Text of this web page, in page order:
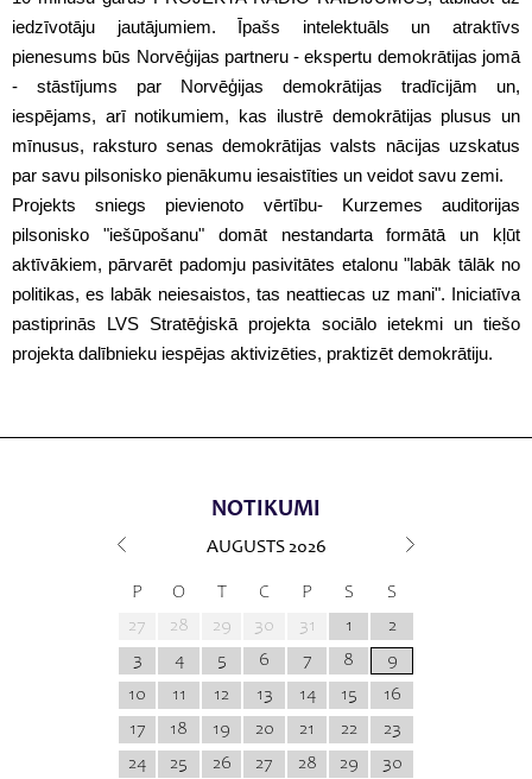
iedzīvotāju jautājumiem. Īpašs intelektuāls un atraktīvs
pienesums būs Norvēģijas partneru - ekspertu demokrātijas jomā
- stāstījums par Norvēģijas demokrātijas tradīcijām un,
iespējams, arī notikumiem, kas ilustrē demokrātijas plusus un
mīnusus, raksturo senas demokrātijas valsts nācijas uzskatus
par savu pilsonisko pienākumu iesaistīties un veidot savu zemi.
Projekts sniegs pievienoto vērtību- Kurzemes auditorijas
pilsonisko "iešūpošanu" domāt nestandarta formātā un kļūt
aktīvākiem, pārvarēt padomju pasivitātes etalonu "labāk tālāk no
politikas, es labāk neiesaistos, tas neattiecas uz mani". Iniciatīva
pastiprinās LVS Stratēģiskā projekta sociālo ietekmi un tiešo
projekta dalībnieku iespējas aktivizēties, praktizēt demokrātiju.
NOTIKUMI
AUGUSTS 2026
P O T C P S
S
27
28 29 30 31 1
2
3
4 5 6 7 8
9
10
11 12 13 14 15
16
17
18 19 20 21 22
23
24
25 26 27 28 29
30